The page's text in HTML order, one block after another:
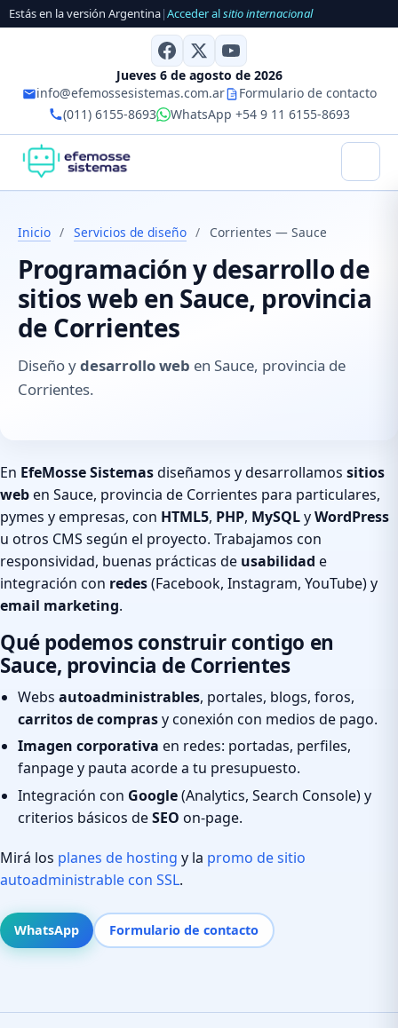
Estás en la versión Argentina|Acceder alsitio internacional
Jueves 6 de agosto de 2026
info@efemossesistemas.com.ar
Formulario de contacto
(011) 6155-8693
WhatsApp +54 9 11 6155-8693
Inicio / Servicios de diseño / Corrientes — Sauce
Programación y desarrollo de
sitios web en Sauce, provincia
de Corrientes
Diseño ydesarrollo web en Sauce, provincia de
Corrientes.
En EfeMosse Sistemasdiseñamos y desarrollamos sitios
weben Sauce, provincia de Corrientes para particulares,
pymes y empresas, con HTML5, PHP, MySQLyWordPress
u otros CMS según el proyecto. Trabajamos con
responsividad, buenas prácticas de usabilidad e
integración con redes(Facebook, Instagram, YouTube) y
email marketing.
Qué podemos construir contigo en
Sauce, provincia de Corrientes
Webs autoadministrables, portales, blogs, foros,
carritos de comprasy conexión con medios de pago.
Imagen corporativa en redes: portadas, perfiles,
fanpage y pauta acorde a tu presupuesto.
Integración con Google(Analytics, Search Console) y
criterios básicos deSEO on-page.
Mirá los planes de hosting y la promo de sitio
autoadministrable con SSL.
WhatsApp Formulario de contacto